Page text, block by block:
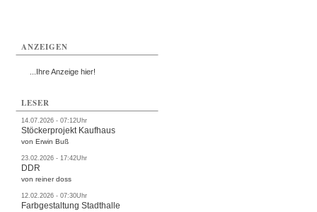
ANZEIGEN
...Ihre Anzeige hier!
LESER
14.07.2026 - 07:12Uhr
Stöckerprojekt Kaufhaus
von Erwin Buß
23.02.2026 - 17:42Uhr
DDR
von reiner doss
12.02.2026 - 07:30Uhr
Farbgestaltung Stadthalle